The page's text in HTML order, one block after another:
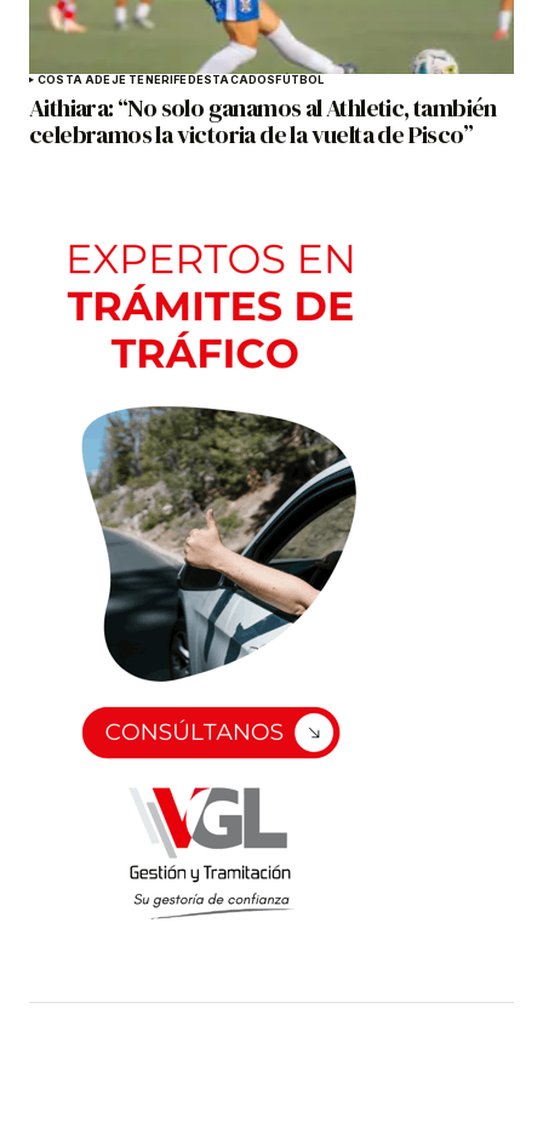
COSTA ADEJE TENERIFEDESTACADOSFÚTBOL
Aithiara: “No solo ganamos al Athletic, también
celebramos la victoria de la vuelta de Pisco”